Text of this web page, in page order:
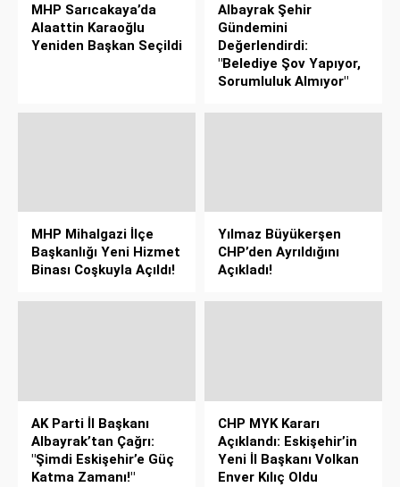
MHP Sarıcakaya’da
Alaattin Karaoğlu
Yeniden Başkan Seçildi
Albayrak Şehir
Gündemini
Değerlendirdi:
"Belediye Şov Yapıyor,
Sorumluluk Almıyor"
MHP Mihalgazi İlçe
Başkanlığı Yeni Hizmet
Binası Coşkuyla Açıldı!
Yılmaz Büyükerşen
CHP’den Ayrıldığını
Açıkladı!
AK Parti İl Başkanı
Albayrak’tan Çağrı:
"Şimdi Eskişehir’e Güç
Katma Zamanı!"
CHP MYK Kararı
Açıklandı: Eskişehir’in
Yeni İl Başkanı Volkan
Enver Kılıç Oldu